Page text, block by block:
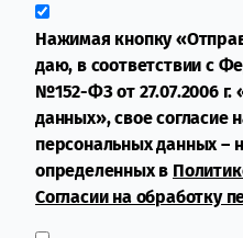
Нажимая кнопку
даю, в соответствии с
№152-ФЗ от 27.07.2006 г.
данных», свое согласие
персональных данных –
определенных в
Согласии на обработку